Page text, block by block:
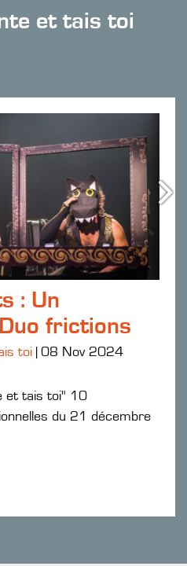
et tais toi
: Un
frictions
toi 08 Nov 2024
et tais toi" 10
du 21 décembre